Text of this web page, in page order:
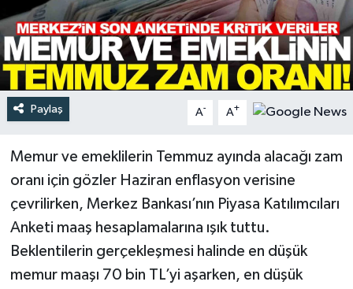
Paylaş A- A+
Memur ve emeklilerin Temmuz ayında alacağı zam
oranı için gözler Haziran enflasyon verisine
çevrilirken, Merkez Bankası’nın Piyasa Katılımcıları
Anketi maaş hesaplamalarına ışık tuttu.
Beklentilerin gerçekleşmesi halinde en düşük
memur maaşı 70 bin TL’yi aşarken, en düşük